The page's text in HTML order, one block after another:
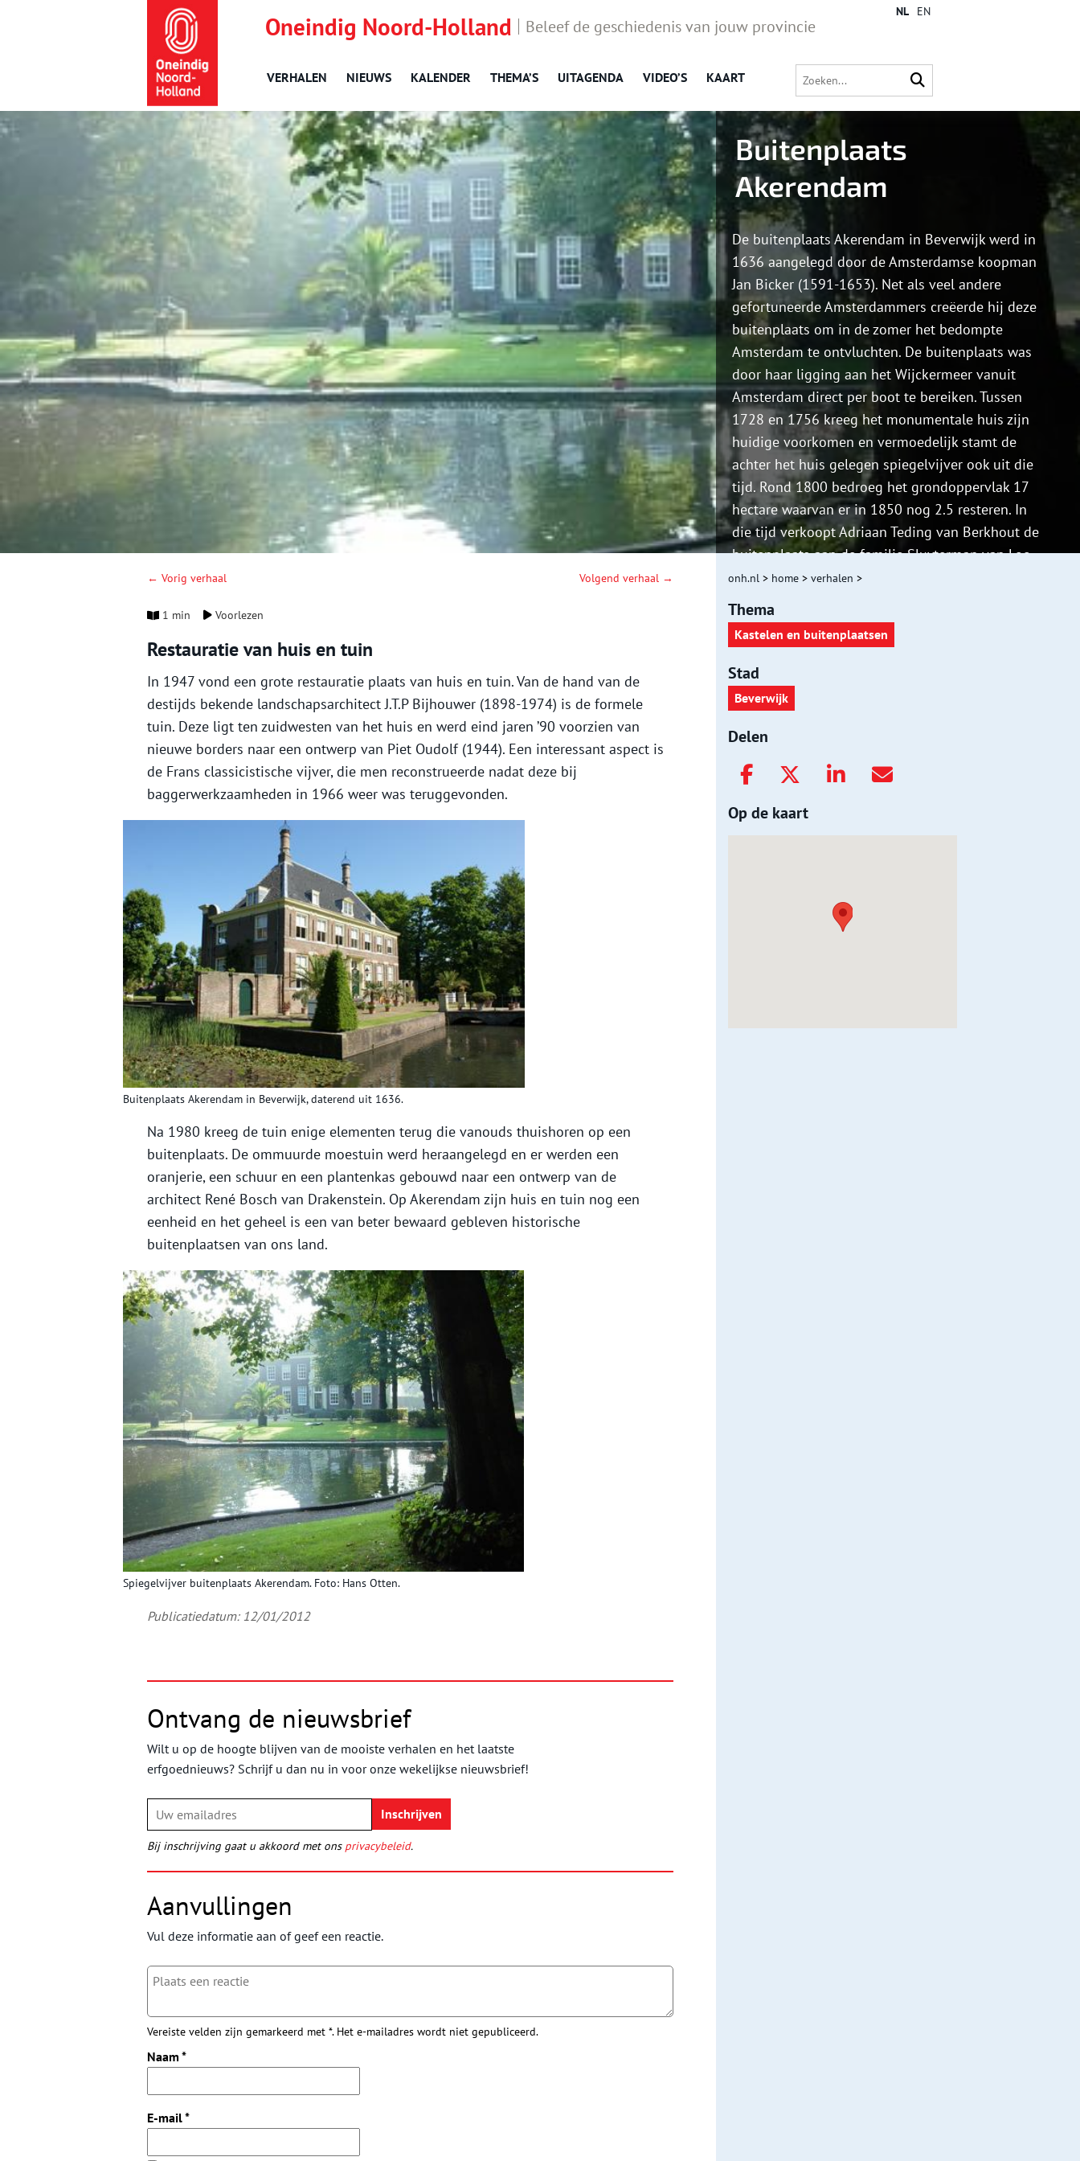
Oneindig Noord-Holland Beleef de geschiedenis van jouw provincie
VERHALEN NIEUWS KALENDER THEMA’S UITAGENDA VIDEO’S KAART
NL EN
Buitenplaats
Akerendam
De buitenplaats Akerendam in Beverwijk werd in
1636 aangelegd door de Amsterdamse koopman
Jan Bicker (1591-1653). Net als veel andere
gefortuneerde Amsterdammers creëerde hij deze
buitenplaats om in de zomer het bedompte
Amsterdam te ontvluchten. De buitenplaats was
door haar ligging aan het Wijckermeer vanuit
Amsterdam direct per boot te bereiken. Tussen
1728 en 1756 kreeg het monumentale huis zijn
huidige voorkomen en vermoedelijk stamt de
achter het huis gelegen spiegelvijver ook uit die
tijd. Rond 1800 bedroeg het grondoppervlak 17
hectare waarvan er in 1850 nog 2.5 resteren. In
die tijd verkoopt Adriaan Teding van Berkhout de
buitenplaats aan de familie Sluyterman van Loo.
Een lid van deze familie bracht haar gehele bezit
in 1916 onder in de Stichting Sluyterman van
Loo. Deze charitatieve organisatie spant zich tot
aan de dag van vandaag in voor het behoud van
Akerendam en het welzijn van ouderen.
← Vorig verhaal Volgend verhaal →
1 min Voorlezen
Restauratie van huis en tuin
In 1947 vond een grote restauratie plaats van huis en tuin. Van de hand van de
destijds bekende landschapsarchitect J.T.P Bijhouwer (1898-1974) is de formele
tuin. Deze ligt ten zuidwesten van het huis en werd eind jaren ’90 voorzien van
nieuwe borders naar een ontwerp van Piet Oudolf (1944). Een interessant aspect is
de Frans classicistische vijver, die men reconstrueerde nadat deze bij
baggerwerkzaamheden in 1966 weer was teruggevonden.
Buitenplaats Akerendam in Beverwijk, daterend uit 1636.
Na 1980 kreeg de tuin enige elementen terug die vanouds thuishoren op een
buitenplaats. De ommuurde moestuin werd heraangelegd en er werden een
oranjerie, een schuur en een plantenkas gebouwd naar een ontwerp van de
architect René Bosch van Drakenstein. Op Akerendam zijn huis en tuin nog een
eenheid en het geheel is een van beter bewaard gebleven historische
buitenplaatsen van ons land.
Spiegelvijver buitenplaats Akerendam. Foto: Hans Otten.
Publicatiedatum: 12/01/2012
Ontvang de nieuwsbrief
Wilt u op de hoogte blijven van de mooiste verhalen en het laatste
erfgoednieuws? Schrijf u dan nu in voor onze wekelijkse nieuwsbrief!
Bij inschrijving gaat u akkoord met ons privacybeleid.
Aanvullingen
Vul deze informatie aan of geef een reactie.
Vereiste velden zijn gemarkeerd met *. Het e-mailadres wordt niet gepubliceerd.
Naam *
E-mail*
onh.nl > home > verhalen >
Thema
Kastelen en buitenplaatsen
Stad
Beverwijk
Delen
Op de kaart